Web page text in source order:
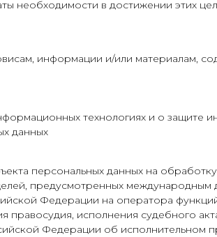
необходимости в достижении этих
информации и/или материалам,
технологиях и о защите
данных
персональных данных на
предусмотренных
Федерации на оператора
исполнения судебного
Федерации об исполнительном